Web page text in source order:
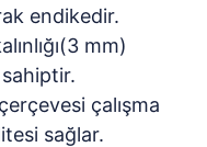
endikedir.
mm)
sahiptir.
çalışma
sağlar.